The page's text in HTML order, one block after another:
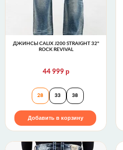
ДЖИНСЫ CALIX J200 STRAIGHT 32"
ROCK REVIVAL
44 999 р
Джинсы CALIX J200
28 33 38
Добавить в корзину